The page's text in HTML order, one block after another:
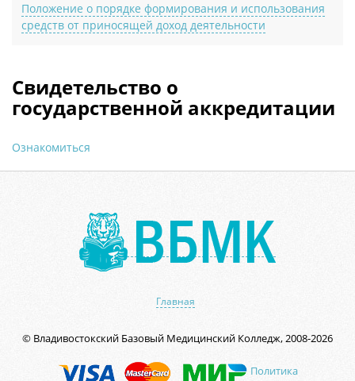
Положение о порядке формирования и использования
средств от приносящей доход деятельности
Cвидетельство о
государственной аккредитации
Ознакомиться
Главная
© Владивостокский Базовый Медицинский Колледж, 2008-2026
Политика